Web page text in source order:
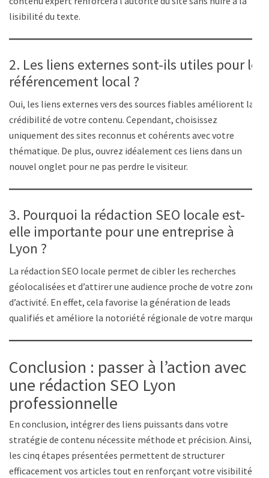
lisibilité du texte.
2. Les liens externes sont-ils utiles pour le
référencement local ?
Oui, les liens externes vers des sources fiables améliorent la
crédibilité de votre contenu. Cependant, choisissez
uniquement des sites reconnus et cohérents avec votre
thématique. De plus, ouvrez idéalement ces liens dans un
nouvel onglet pour ne pas perdre le visiteur.
3. Pourquoi la rédaction SEO locale est-
elle importante pour une entreprise à
Lyon ?
La rédaction SEO locale permet de cibler les recherches
géolocalisées et d’attirer une audience proche de votre zone
d’activité. En effet, cela favorise la génération de leads
qualifiés et améliore la notoriété régionale de votre marque.
Conclusion : passer à l’action avec
une rédaction SEO Lyon
professionnelle
En conclusion, intégrer des liens puissants dans votre
stratégie de contenu nécessite méthode et précision. Ainsi,
les cinq étapes présentées permettent de structurer
efficacement vos articles tout en renforçant votre visibilité